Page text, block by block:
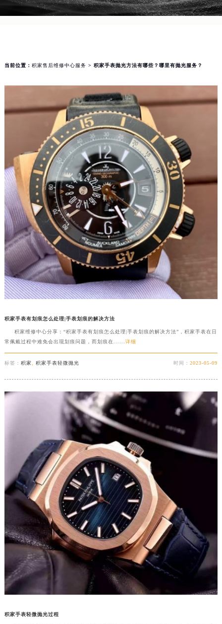
当前位置： 积家售后维修中心服务 > 积家手表抛光方法有哪些？哪里有抛光服务？
积家手表有划痕怎么处理|手表划痕的解决方法
积家维修中心分享：“积家手表有划痕怎么处理|手表划痕的解决方法”，积家手表在日
常佩戴过程中难免会出现划痕问题，而划痕在......详细
标签： 积家, 积家手表轻微抛光 时间：2023-05-09
积家手表轻微抛光过程